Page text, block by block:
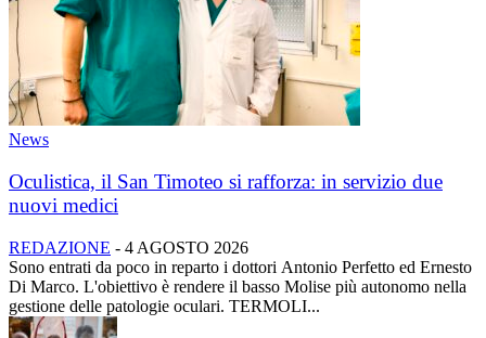
News
Oculistica, il San Timoteo si rafforza: in servizio due
nuovi medici
REDAZIONE - 4 AGOSTO 2026
Sono entrati da poco in reparto i dottori Antonio Perfetto ed Ernesto
Di Marco. L'obiettivo è rendere il basso Molise più autonomo nella
gestione delle patologie oculari. TERMOLI...